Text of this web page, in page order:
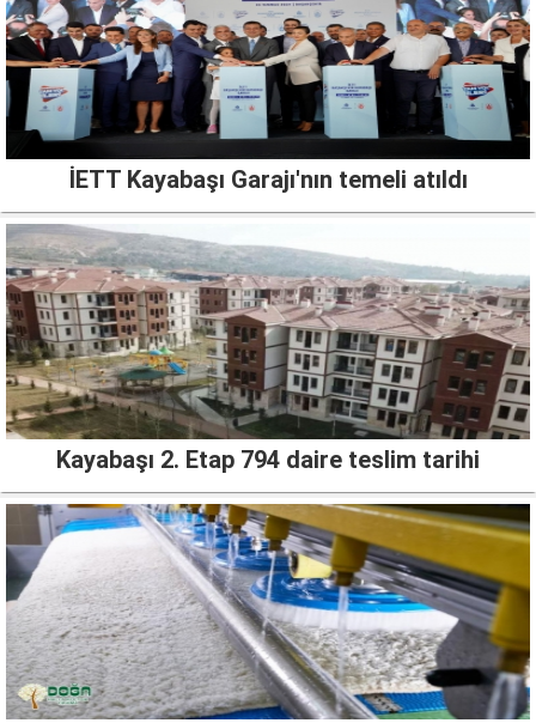
İETT Kayabaşı Garajı'nın temeli atıldı
Kayabaşı 2. Etap 794 daire teslim tarihi